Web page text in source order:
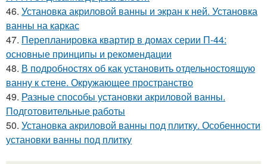
46. Установка акриловой ванны и экран к ней. Установка
ванны на каркас
47. Перепланировка квартир в домах серии П-44:
основные принципы и рекомендации
48. В подробностях об как установить отдельностоящую
ванну к стене. Окружающее пространство
49. Разные способы установки акриловой ванны.
Подготовительные работы
50. Установка акриловой ванны под плитку. Особенности
установки ванны под плитку